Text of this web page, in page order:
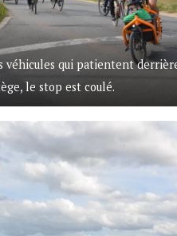
véhicules qui patientent
le stop est coulé.